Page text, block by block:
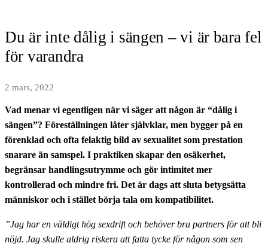
Du är inte dålig i sängen – vi är bara fel
för varandra
2 mars, 2022
Vad menar vi egentligen när vi säger att någon är “dålig i
sängen”? Föreställningen låter självklar, men bygger på en
förenklad och ofta felaktig bild av sexualitet som prestation
snarare än samspel. I praktiken skapar den osäkerhet,
begränsar handlingsutrymme och gör intimitet mer
kontrollerad och mindre fri. Det är dags att sluta betygsätta
människor och i stället börja tala om kompatibilitet.
”Jag har en väldigt hög sexdrift och behöver bra partners för att bli
nöjd. Jag skulle aldrig riskera att fatta tycke för någon som sen